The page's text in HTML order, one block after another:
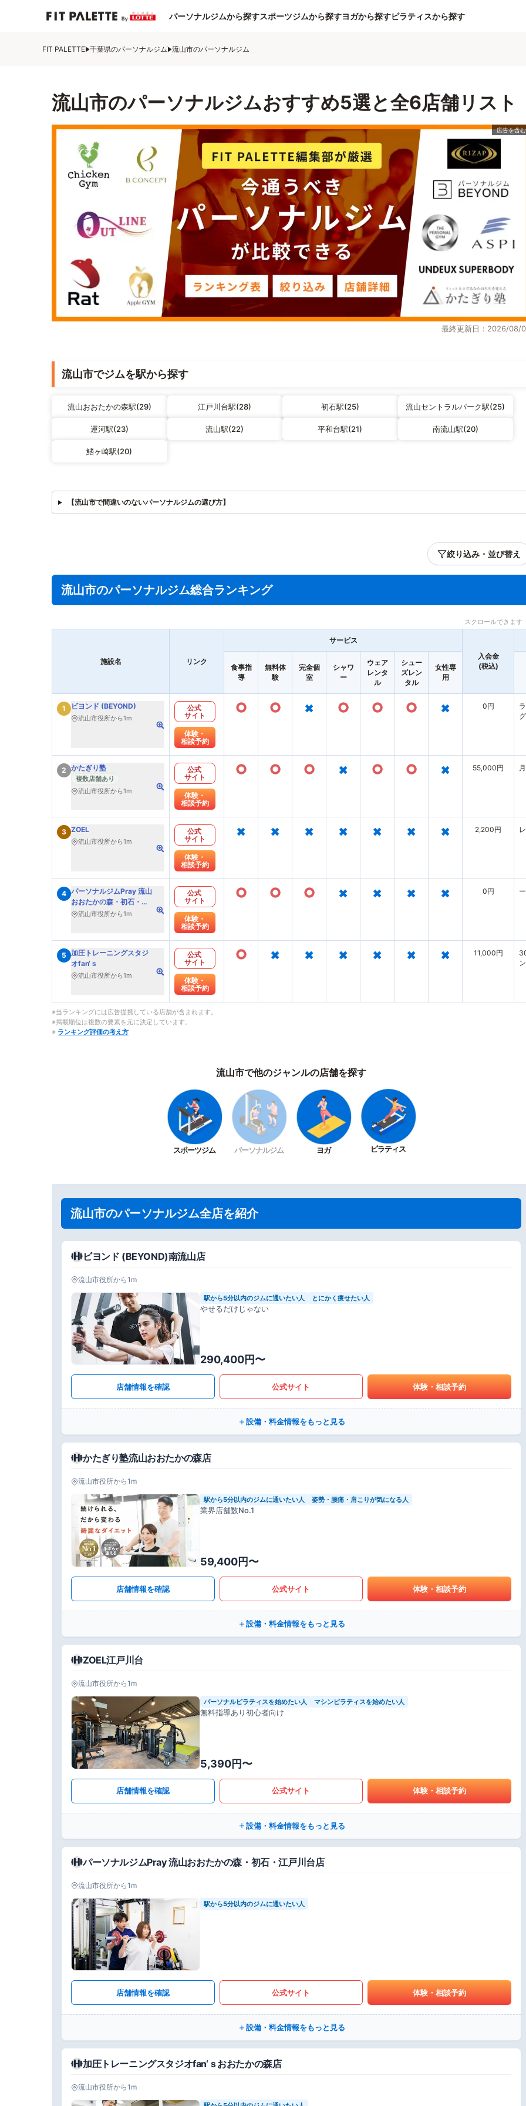
パーソナルジムから探すスポーツジムから探すヨガから探すピラティスから探す
FIT PALETTE 千葉県のパーソナルジム 流山市のパーソナルジム
流山市のパーソナルジムおすすめ5選と全6店舗リスト
最終更新日：2026/08/
流山市でジムを駅から探す
流山おおたかの森駅(29) 江戸川台駅(28) 初石駅(25) 流山セントラルパーク駅(25)
運河駅(23) 流山駅(22) 平和台駅(21) 南流山駅(20)
鰭ヶ崎駅(20)
【流山市で間違いのないパーソナルジムの選び方】
絞り込み・並び替え
流山市のパーソナルジム総合ランキング
スクロールできます
施設名 リンク
サービス
入会金
(税込)
食事指
導
無料体
験
完全個
室
シャワ
ー
ウェア
レンタ
ル
シュー
ズレン
タル
女性専
用
1 ビヨンド (BEYOND)
流山市役所から1m
公式
サイト
体験・
相談予約
○ ○ × ○ ○ ○ × 0円
2 かたぎり塾
複数店舗あり
流山市役所から1m
公式
サイト
体験・
相談予約
○ ○ ○ × ○ ○ × 55,000円
3 ZOEL
流山市役所から1m
公式
サイト
体験・
相談予約
× × × × × × × 2,200円
4 パーソナルジムPray 流山
おおたかの森・初石・江
戸川台店
流山市役所から1m
公式
サイト
体験・
相談予約
○ ○ ○ × × × × 0円 ー
5 加圧トレーニングスタジ
オfan‘ｓ
流山市役所から1m
公式
サイト
体験・
相談予約
○ × × × × × × 11,000円
ン
※当ランキングには広告提携している店舗が含まれます。
※掲載順位は複数の要素を元に決定しています。
※ ランキング評価の考え方
流山市で他のジャンルの店舗を探す
スポーツジム パーソナルジム ヨガ ピラティス
流山市のパーソナルジム全店を紹介
ビヨンド (BEYOND)南流山店
流山市役所から1m
駅から5分以内のジムに通いたい人 とにかく痩せたい人
やせるだけじゃない
290,400円〜
店舗情報を確認 公式サイト 体験・相談予約
設備・料金情報をもっと見る
かたぎり塾流山おおたかの森店
流山市役所から1m
駅から5分以内のジムに通いたい人 姿勢・腰痛・肩こりが気になる人
業界店舗数No.1
59,400円〜
店舗情報を確認 公式サイト 体験・相談予約
設備・料金情報をもっと見る
ZOEL江戸川台
流山市役所から1m
パーソナルピラティスを始めたい人 マシンピラティスを始めたい人
無料指導あり初心者向け
5,390円〜
店舗情報を確認 公式サイト 体験・相談予約
設備・料金情報をもっと見る
パーソナルジムPray 流山おおたかの森・初石・江戸川台店
流山市役所から1m
駅から5分以内のジムに通いたい人
店舗情報を確認 公式サイト 体験・相談予約
設備・料金情報をもっと見る
加圧トレーニングスタジオfan‘ｓおおたかの森店
流山市役所から1m